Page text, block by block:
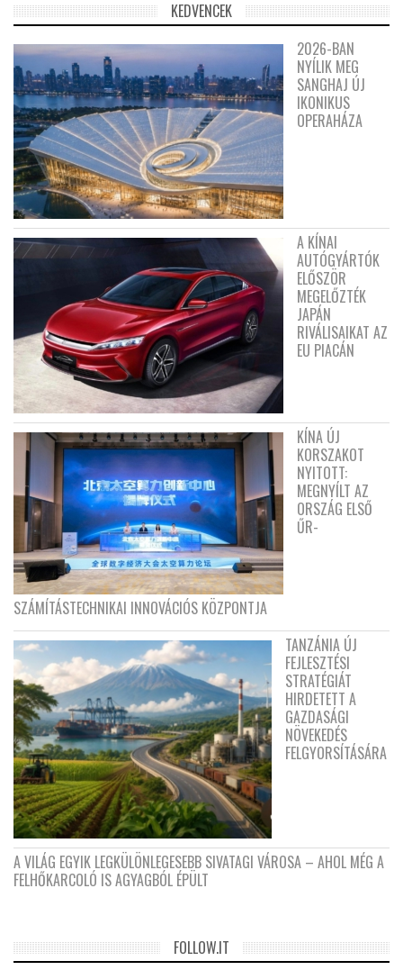
KEDVENCEK
2026-BAN
NYÍLIK MEG
SANGHAJ ÚJ
IKONIKUS
OPERAHÁZA
A KÍNAI
AUTÓGYÁRTÓK
ELŐSZÖR
MEGELŐZTÉK
JAPÁN
RIVÁLISAIKAT AZ
EU PIACÁN
KÍNA ÚJ
KORSZAKOT
NYITOTT:
MEGNYÍLT AZ
ORSZÁG ELSŐ
ŰR-
SZÁMÍTÁSTECHNIKAI INNOVÁCIÓS KÖZPONTJA
TANZÁNIA ÚJ
FEJLESZTÉSI
STRATÉGIÁT
HIRDETETT A
GAZDASÁGI
NÖVEKEDÉS
FELGYORSÍTÁSÁRA
A VILÁG EGYIK LEGKÜLÖNLEGESEBB SIVATAGI VÁROSA – AHOL MÉG A
FELHŐKARCOLÓ IS AGYAGBÓL ÉPÜLT
FOLLOW.IT